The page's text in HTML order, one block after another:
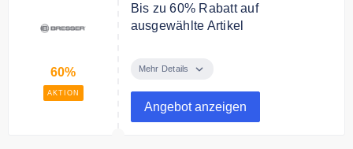
60%
AKTION
Bis zu 60% Rabatt auf
ausgewählte Artikel
ausgewählte Artikel.
Mehr Details
Angebot anzeigen